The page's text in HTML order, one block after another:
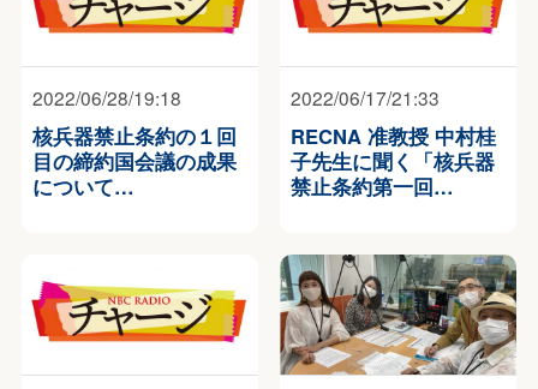
2022/06/28/19:18
核兵器禁止条約の１回
目の締約国会議の成果
について…
2022/06/17/21:33
RECNA 准教授 中村桂
子先生に聞く「核兵器
禁止条約第一回…